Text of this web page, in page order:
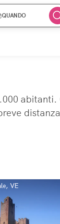
QUANDO
VE